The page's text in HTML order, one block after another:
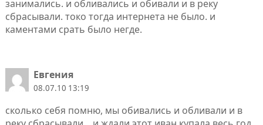
занимались. и обливались и обивали и в реку
сбрасывали. токо тогда интернета не было. и
каментами срать было негде.
Евгения
08.07.10 13:19
сколько себя помню, мы обивались и обливали и в